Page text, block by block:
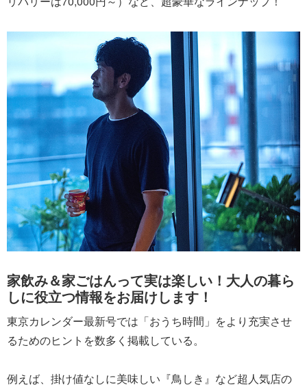
家飲み＆家ごはんって実は楽しい！大人の暮ら
しに役立つ情報をお届けします！
東京カレンダー最新号では「おうち時間」をより充実させ
るためのヒントを数多く掲載している。
例えば、掛け値なしに美味しい『鳥しき』など超人気店の